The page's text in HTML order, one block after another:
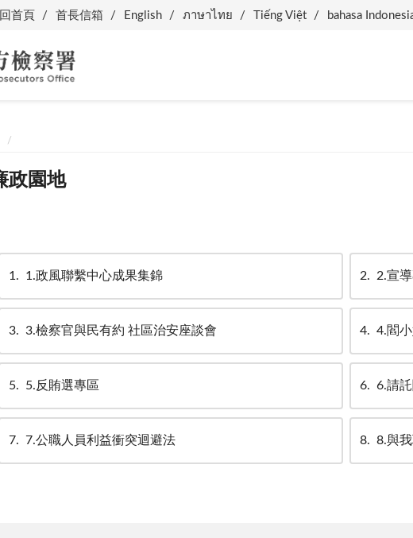
回首頁 首長信箱 English ภาษาไทย Tiếng Việt bahasa
政園地
1 1.政風聯繫中心成果集錦 2 2.宣
3 3.檢察官與民有約 社區治安座談會 4 4.閻
5 5.反賄選專區 6 6.請
7 7.公職人員利益衝突迴避法 8 8.與